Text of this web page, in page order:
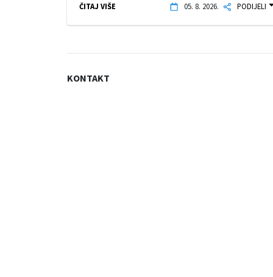
ČITAJ VIŠE 05. 8. 2026. PODIJELI
KONTAKT